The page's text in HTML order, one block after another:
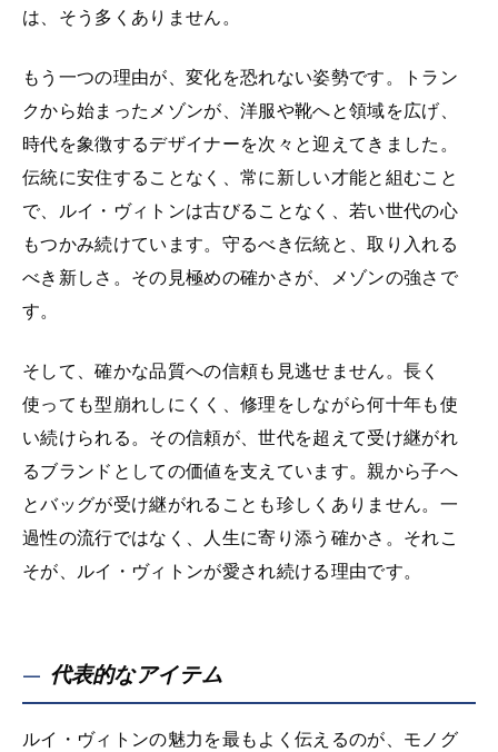
は、そう多くありません。
もう一つの理由が、変化を恐れない姿勢です。トラン
クから始まったメゾンが、洋服や靴へと領域を広げ、
時代を象徴するデザイナーを次々と迎えてきました。
伝統に安住することなく、常に新しい才能と組むこと
で、ルイ・ヴィトンは古びることなく、若い世代の心
もつかみ続けています。守るべき伝統と、取り入れる
べき新しさ。その見極めの確かさが、メゾンの強さで
す。
そして、確かな品質への信頼も見逃せません。長く
使っても型崩れしにくく、修理をしながら何十年も使
い続けられる。その信頼が、世代を超えて受け継がれ
るブランドとしての価値を支えています。親から子へ
とバッグが受け継がれることも珍しくありません。一
過性の流行ではなく、人生に寄り添う確かさ。それこ
そが、ルイ・ヴィトンが愛され続ける理由です。
代表的なアイテム
ルイ・ヴィトンの魅力を最もよく伝えるのが、モノグ